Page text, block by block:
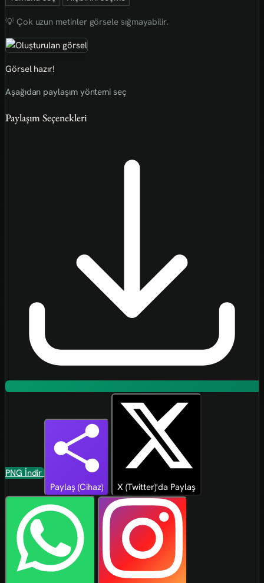
💡 Çok uzun metinler görsele sığmayabilir.
Görsel hazır!
Aşağıdan paylaşım yöntemi seç
Paylaşım Seçenekleri
PNG İndir
Paylaş (Cihaz)
X (Twitter)'da Paylaş